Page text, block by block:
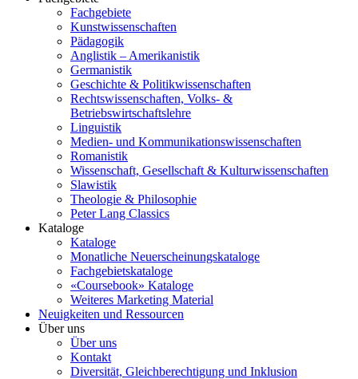
Fachgebiete
Kunstwissenschaften
Pädagogik
Anglistik – Amerikanistik
Germanistik
Geschichte & Politikwissenschaften
Rechtswissenschaften, Volks- &
Betriebswirtschaftslehre
Linguistik
Medien- und Kommunikationswissenschaften
Romanistik
Wissenschaft, Gesellschaft & Kulturwissenschaften
Slawistik
Theologie & Philosophie
Peter Lang Classics
Kataloge
Kataloge
Monatliche Neuerscheinungskataloge
Fachgebietskataloge
«Coursebook» Kataloge
Weiteres Marketing Material
Neuigkeiten und Ressourcen
Über uns
Über uns
Kontakt
Diversität, Gleichberechtigung und Inklusion